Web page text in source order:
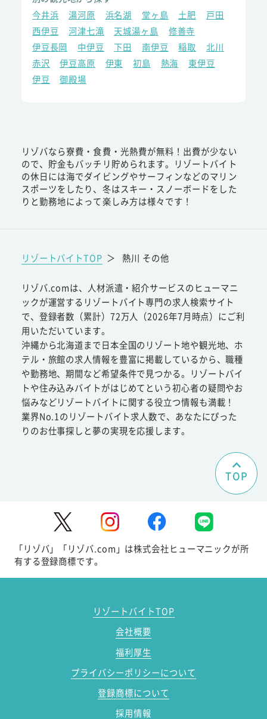
今井浜
湯河原 浜名湖 堂ヶ島 土肥
戸田
西伊豆
河津七滝 天城湯ヶ島
修善寺
伊豆長岡
中伊豆 下田 南伊豆 稲取
北川
赤沢
伊豆高原 伊東 初島 熱海
東伊豆
伊豆
御殿場
リゾバなら寮費・食費・光熱費が無料！出費が少ない
ので、貯金もバッチリ貯められます。リゾートバイト
の休日には海でダイビングやサーフィンなどのマリン
スポーツをしたり、冬はスキー・スノーボードをした
りと勤務地によって楽しみ方は様々です！
リゾートバイトTOP ＞ 熱川 その他
リゾバ.comは、人材派遣・紹介サービスのヒューマニ
ックが運営するリゾートバイト専門の求人検索サイト
で、登録者数（累計）72万人（2026年7月時点）にご利
用いただいています。
沖縄から北海道まで日本全国のリゾート地や観光地、ホ
テル・旅館の求人情報を豊富に掲載しているから、職種
や勤務地、期間など希望条件で見つかる。リゾートバイ
トや住み込みバイトがはじめてという初心者の疑問やお
悩みなどリゾートバイトに関する役立つ情報も満載！
業界No.1のリゾートバイト求人数で、あなたにぴった
りのお仕事探しと夢の実現を応援します。
TOP
「リゾバ」「リゾバ.com」は株式会社ヒューマニックが所
有する登録商標です。
リゾートバイトTOP
会社概要
福利厚生
プライバシーポリシーについて
登録商標について
採用情報